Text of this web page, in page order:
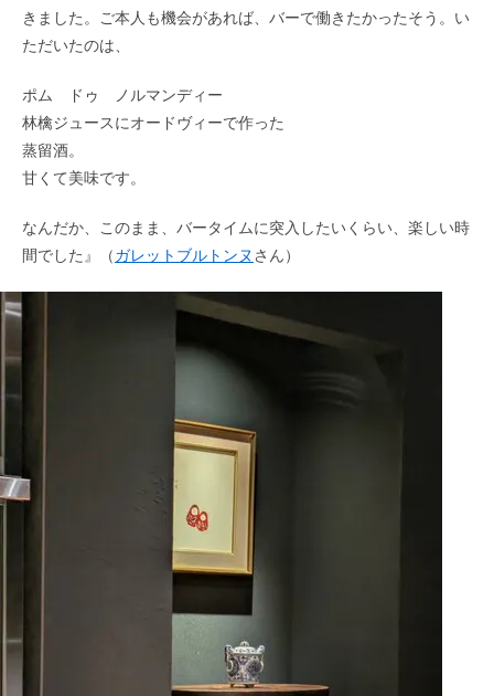
きました。ご本人も機会があれば、バーで働きたかったそう。い
ただいたのは、
ポム ドゥ ノルマンディー
林檎ジュースにオードヴィーで作った
蒸留酒。
甘くて美味です。
なんだか、このまま、バータイムに突入したいくらい、楽しい時
間でした』（ガレットブルトンヌ さん）